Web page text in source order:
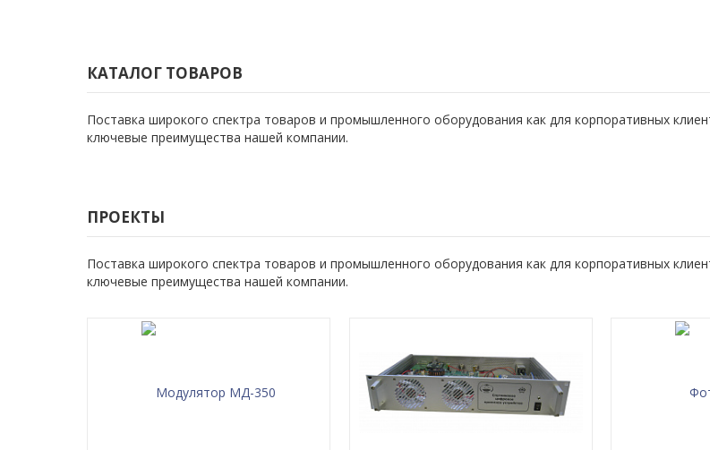
КАТАЛОГ ТОВАРОВ
Поставка широкого спектра товаров и промышленного оборудования как для корпоративных
ключевые преимущества нашей компании.
ПРОЕКТЫ
Поставка широкого спектра товаров и промышленного оборудования как для корпоративных
ключевые преимущества нашей компании.